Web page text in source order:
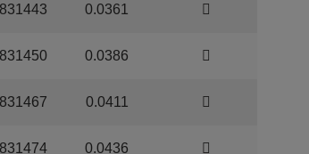
0.0361
0.0386
0.0411
0.0436